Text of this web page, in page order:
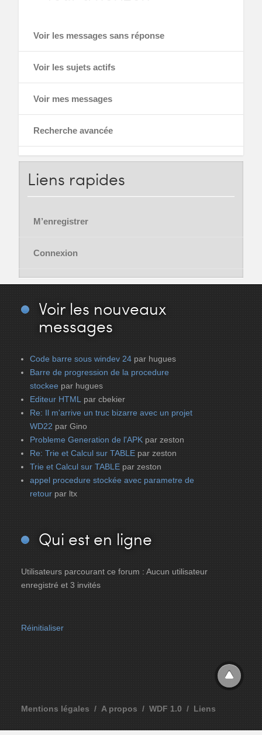
Voir les messages sans réponse
Voir les sujets actifs
Voir mes messages
Recherche avancée
Liens rapides
M’enregistrer
Connexion
Voir les nouveaux
messages
Code barre sous windev 24 par hugues
Barre de progression de la procedure
stockee par hugues
Editeur HTML par cbekier
Re: Il m'arrive un truc bizarre avec un projet
WD22 par Gino
Probleme Generation de l'APK par zeston
Re: Trie et Calcul sur TABLE par zeston
Trie et Calcul sur TABLE par zeston
appel procedure stockée avec parametre de
retour par ltx
Qui est en ligne
Utilisateurs parcourant ce forum : Aucun utilisateur
enregistré et 3 invités
Réinitialiser
Mentions légales A propos WDF 1.0 Liens